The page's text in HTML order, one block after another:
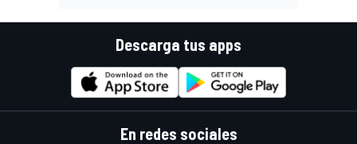
Descarga tus apps
En redes sociales